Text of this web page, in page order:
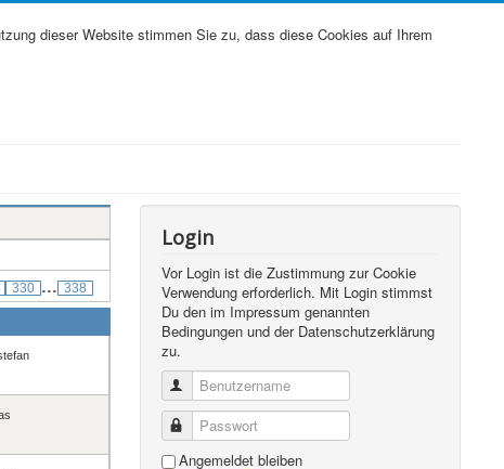
dieser Website stimmen Sie zu, dass diese Cookies auf Ihrem
330 ... 338
Login
Vor Login ist die Zustimmung zur Cookie
Verwendung erforderlich. Mit Login stimmst
Du den im Impressum genannten
Bedingungen und der Datenschutzerklärung
zu.
Benutzername
Passwort
Angemeldet bleiben